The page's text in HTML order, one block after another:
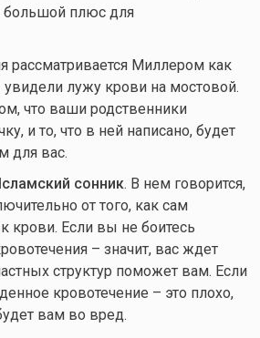
большой плюс для
рассматривается Миллером как
увидели лужу крови на мостовой.
что ваши родственники
и то, что в ней написано, будет
для вас.
сонник. В нем говорится,
от того, как сам
крови. Если вы не боитесь
– значит, вас ждет
структур поможет вам. Если
кровотечение – это плохо,
вам во вред.